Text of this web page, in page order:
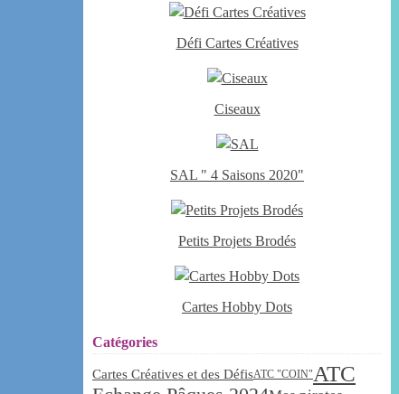
Défi Cartes Créatives
Ciseaux
SAL " 4 Saisons 2020"
Petits Projets Brodés
Cartes Hobby Dots
Catégories
Cartes Créatives et des DéfisATC "COIN" ATC